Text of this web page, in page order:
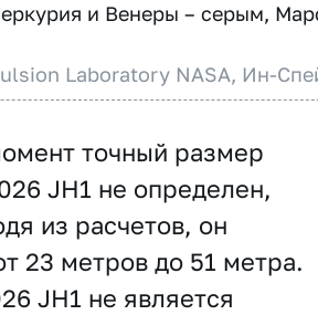
и Венеры – серым,
Laboratory NASA, Ин-
точный размер
JH1 не определен,
из расчетов, он
23 метров до 51 метра.
JH1 не является